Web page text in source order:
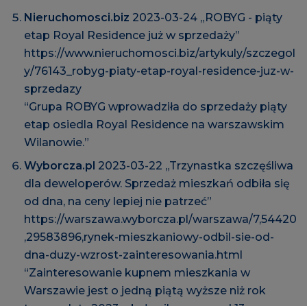
Nieruchomosci.biz 2023-03-24 „ROBYG - piąty
etap Royal Residence już w sprzedaży”
https://www.nieruchomosci.biz/artykuly/szczegol
y/76143_robyg-piaty-etap-royal-residence-juz-w-
sprzedazy
“Grupa ROBYG wprowadziła do sprzedaży piąty
etap osiedla Royal Residence na warszawskim
Wilanowie.”
Wyborcza.pl 2023-03-22 „Trzynastka szczęśliwa
dla deweloperów. Sprzedaż mieszkań odbiła się
od dna, na ceny lepiej nie patrzeć”
https://warszawa.wyborcza.pl/warszawa/7,54420
,29583896,rynek-mieszkaniowy-odbil-sie-od-
dna-duzy-wzrost-zainteresowania.html
“Zainteresowanie kupnem mieszkania w
Warszawie jest o jedną piątą wyższe niż rok